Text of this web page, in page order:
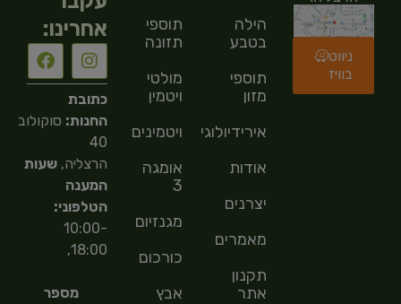
ניווט
בוויז
הילה
בטבע
תוספי
מזון
אירידיולוגיה
אודות
יצרנים
מאמרים
תקנון
אתר
תוספי
תזונה
מולטי
ויטמין
ויטמינים
אומגה
3
מגנזיום
כורכום
אבץ
אחרינו:
כתובת
החנות: סוקולוב
40
הרצליה,שעות
המענה
הטלפוני:
10:00-
18:00,
מספר